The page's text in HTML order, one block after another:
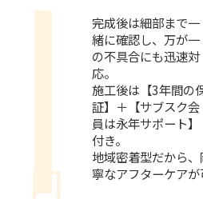
完成後は細部まで一
緒に確認し、万が一
の不具合にも迅速対
応。
施工後は【3年間の
証】＋【サブスク会
員は永年サポート】
付き。
地域密着型だから
寧なアフターケアが